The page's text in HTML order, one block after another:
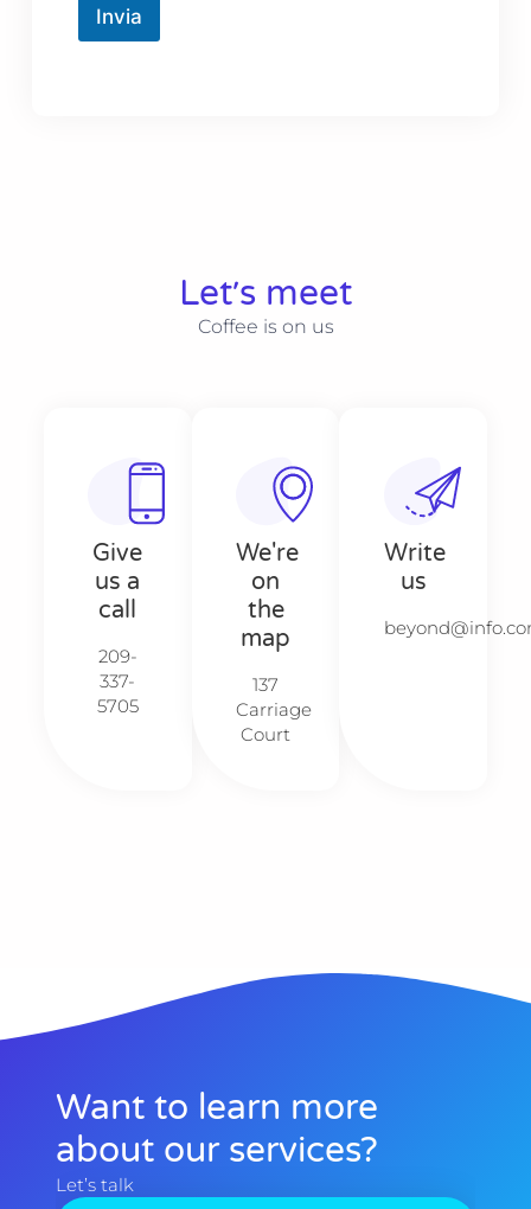
Invia
Let׳s meet
Coffee is on us
Give
us a
call
209-
337-
5705​​
We're
on
the
map
137
Carriage
Court​​
Write
us
Want to learn more
about our services? ​
Let’s talk​